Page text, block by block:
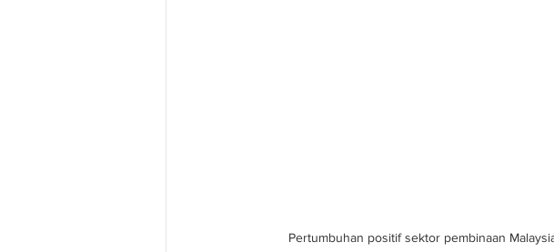
Pertumbuhan positif sektor pembinaan